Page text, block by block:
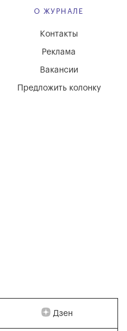
О ЖУРНАЛЕ
Вакансии
Реклама
Контакты
Предложить колонку
Дзен